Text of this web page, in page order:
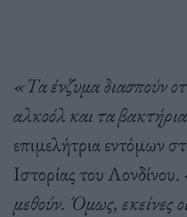
«Τα ένζυμα διασπούν
αλκοόλ και τα
επιμελήτρια εντόμων
Ιστορίας του Λονδίνου.
μεθούν. Όμως, εκείνες